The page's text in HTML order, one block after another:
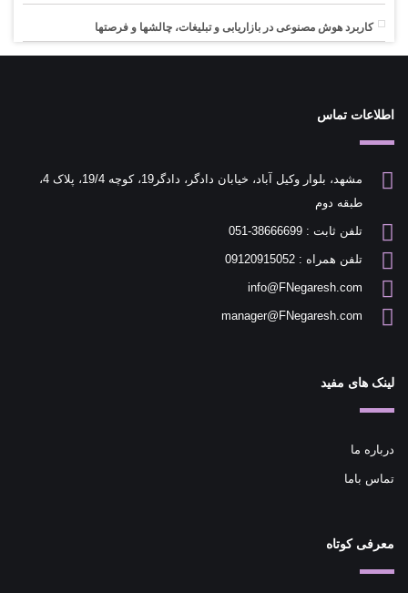
کاربرد هوش مصنوعی در بازاریابی و تبلیغات، چالشها و فرصتها
اطلاعات تماس
مشهد، بلوار وکیل آباد، خیابان دادگر، دادگر19، کوچه 19/4، پلاک 4،
طبقه دوم
تلفن ثابت : 38666699-051
تلفن همراه : 09120915052
info@FNegaresh.com
manager@FNegaresh.com
لینک های مفید
درباره ما
تماس باما
معرفی کوتاه